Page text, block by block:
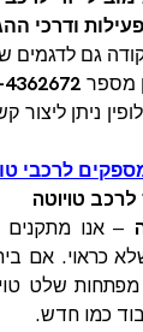
ודרכי
גם לדגמים
מספר 4362672
ניתן ליצור
לרכבי
טויוטה
– אנו מתקנים
כראוי. אם
שלט
כמו חדש.